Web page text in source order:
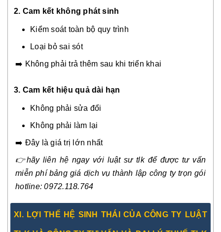
2. Cam kết không phát sinh
Kiểm soát toàn bộ quy trình
Loại bỏ sai sót
➡️ Không phải trả thêm sau khi triển khai
3. Cam kết hiệu quả dài hạn
Không phải sửa đổi
Không phải làm lại
➡️ Đây là giá trị lớn nhất
👉hãy liên hệ ngay với luật sư tlk để được tư vấn
miễn phí bảng giá dịch vụ thành lập công ty trọn gói
hotline: 0972.118.764
X I. LỢI THẾ HỆ SINH THÁI CỦA CÔNG TY LUẬT